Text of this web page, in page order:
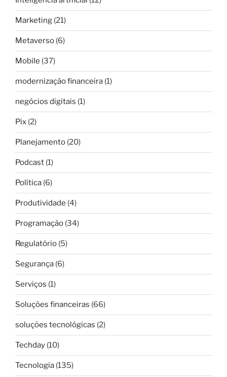
Marketing (21)
Metaverso (6)
Mobile (37)
modernização financeira (1)
negócios digitais (1)
Pix (2)
Planejamento (20)
Podcast (1)
Política (6)
Produtividade (4)
Programação (34)
Regulatório (5)
Segurança (6)
Serviços (1)
Soluções financeiras (66)
soluções tecnológicas (2)
Techday (10)
Tecnologia (135)